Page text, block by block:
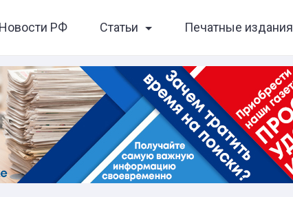
Новости РФ Статьи Печатные издания